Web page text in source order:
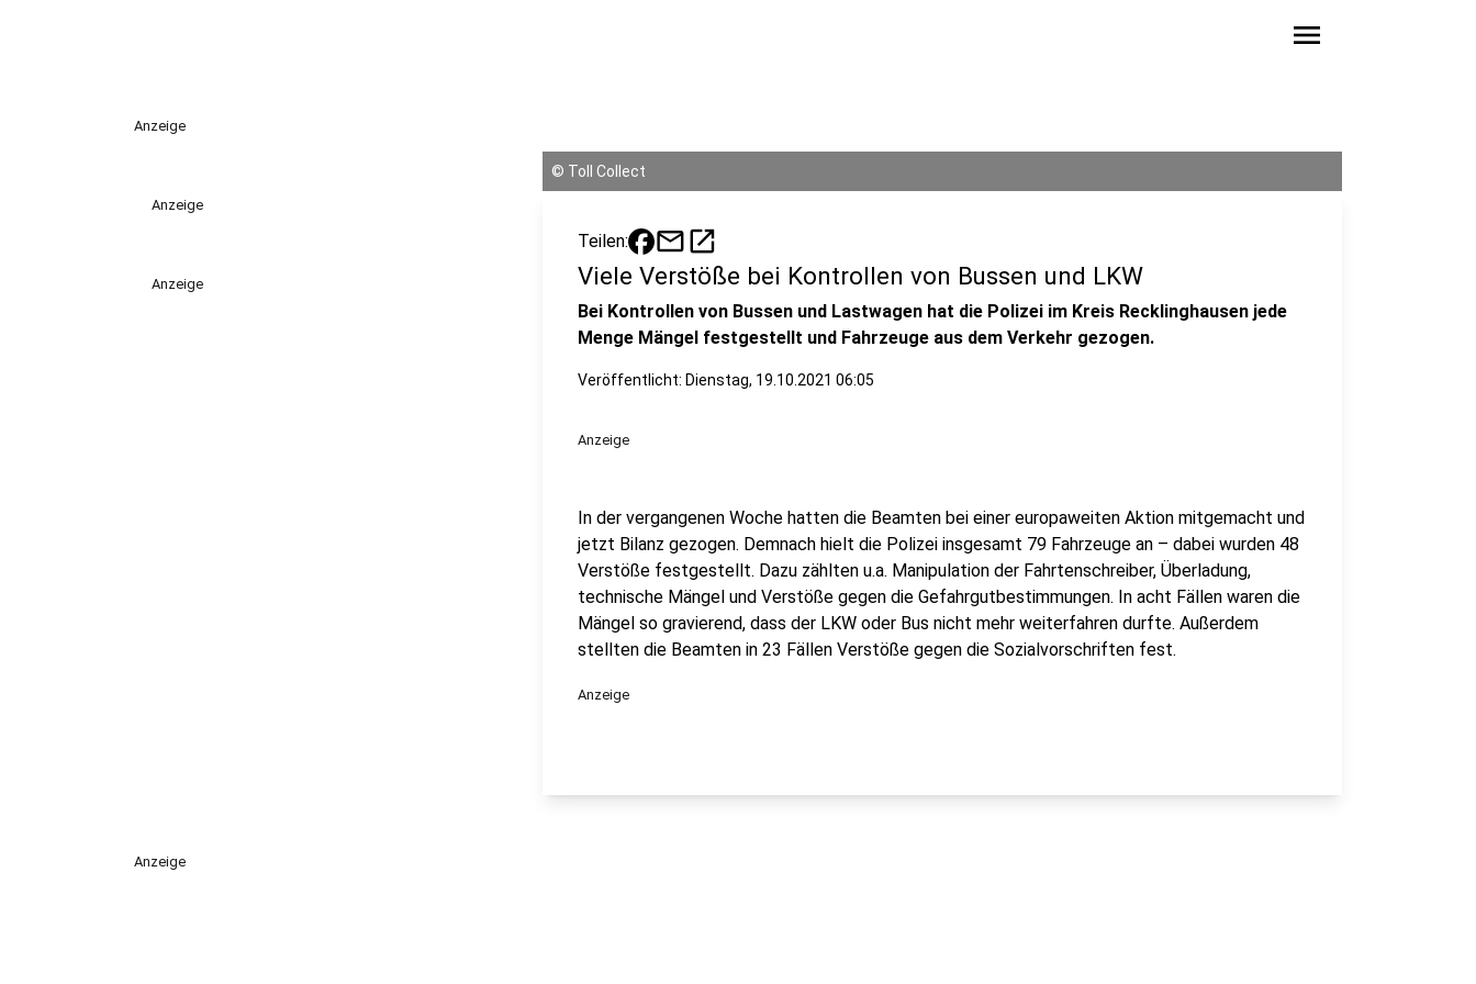
menu
Anzeige
Anzeige
Anzeige
© Toll Collect
Teilen: mailopen_in_new
Viele Verstöße bei Kontrollen von Bussen und LKW
Bei Kontrollen von Bussen und Lastwagen hat die Polizei im Kreis Recklinghausen jede
Menge Mängel festgestellt und Fahrzeuge aus dem Verkehr gezogen.
Veröffentlicht: Dienstag, 19.10.2021 06:05
Anzeige
In der vergangenen Woche hatten die Beamten bei einer europaweiten Aktion mitgemacht und
jetzt Bilanz gezogen. Demnach hielt die Polizei insgesamt 79 Fahrzeuge an – dabei wurden 48
Verstöße festgestellt. Dazu zählten u.a. Manipulation der Fahrtenschreiber, Überladung,
technische Mängel und Verstöße gegen die Gefahrgutbestimmungen. In acht Fällen waren die
Mängel so gravierend, dass der LKW oder Bus nicht mehr weiterfahren durfte. Außerdem
stellten die Beamten in 23 Fällen Verstöße gegen die Sozialvorschriften fest.
Anzeige
Anzeige